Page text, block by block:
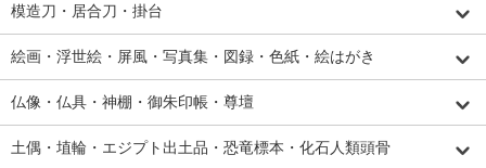
模造刀・居合刀・掛台
絵画・浮世絵・屏風・写真集・図録・色紙・絵はがき
仏像・仏具・神棚・御朱印帳・尊壇
土偶・埴輪・エジプト出土品・恐竜標本・化石人類頭骨